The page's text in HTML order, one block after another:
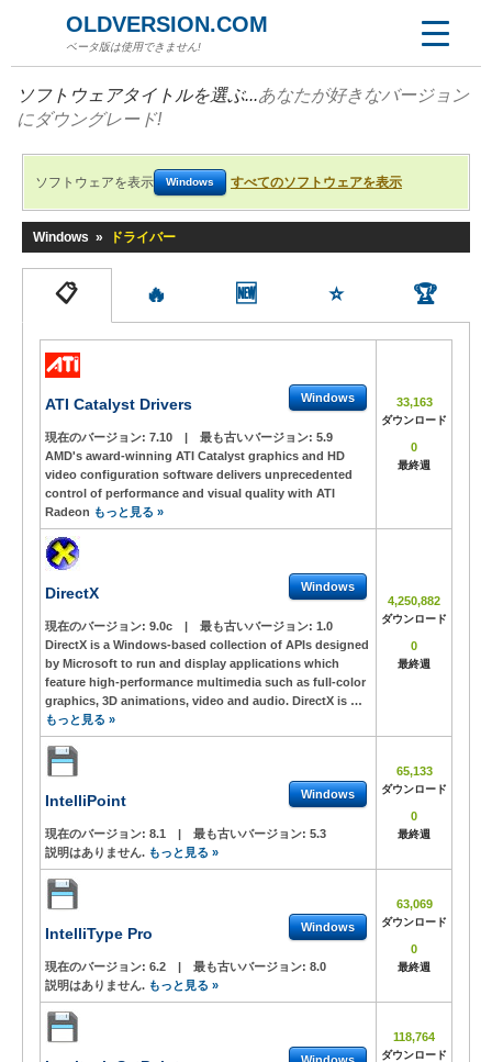
OLDVERSION.COM
ベータ版は使用できません!
ソフトウェアタイトルを選ぶ...あなたが好きなバージョン
にダウングレード!
ソフトウェアを表示 Windows すべてのソフトウェアを表示
Windows » ドライバー
📋 🔥 🆕 ⭐ 🏆
ATI Catalyst Drivers Windows
現在のバージョン: 7.10 | 最も古いバージョン: 5.9
AMD's award-winning ATI Catalyst graphics and HD
video configuration software delivers unprecedented
control of performance and visual quality with ATI
Radeon もっと見る »
33,163
ダウンロード
0
最終週
DirectX Windows
現在のバージョン: 9.0c | 最も古いバージョン: 1.0
DirectX is a Windows-based collection of APIs designed
by Microsoft to run and display applications which
feature high-performance multimedia such as full-color
graphics, 3D animations, video and audio. DirectX is …
もっと見る »
4,250,882
ダウンロード
0
最終週
IntelliPoint Windows
現在のバージョン: 8.1 | 最も古いバージョン: 5.3
説明はありません. もっと見る »
65,133
ダウンロード
0
最終週
IntelliType Pro Windows
現在のバージョン: 6.2 | 最も古いバージョン: 8.0
説明はありません. もっと見る »
63,069
ダウンロード
0
最終週
118,764
ダウンロード